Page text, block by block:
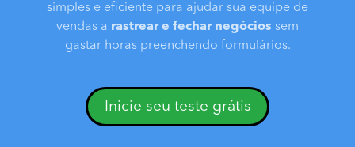
simples e eficiente para ajudar sua equipe de
vendas a rastrear e fechar negócios sem
gastar horas preenchendo formulários.
Inicie seu teste grátis